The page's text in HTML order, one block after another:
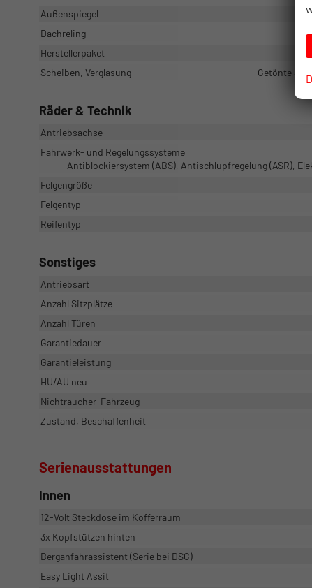
Außenspiegel
Dachreling
Herstellerpaket
Scheiben, Verglasung
Getönte
Räder & Technik
Antriebsachse
Fahrwerk- und Regelungssysteme
Antiblockiersystem (ABS), Antischlupfregelung (ASR),
Felgengröße
Felgentyp
Reifentyp
Sonstiges
Antriebsart
Anzahl Sitzplätze
Anzahl Türen
Garantiedauer
Garantieleistung
HU/AU neu
Nichtraucher-Fahrzeug
Zustand, Beschaffenheit
Serienausstattungen
Innen
12-Volt Steckdose im Kofferraum
3x Kopfstützen hinten
Berganfahrassistent (Serie bei DSG)
Easy Light Assit